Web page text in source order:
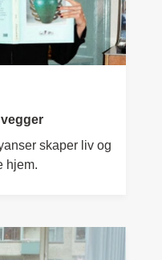
skaper liv og
hjem.